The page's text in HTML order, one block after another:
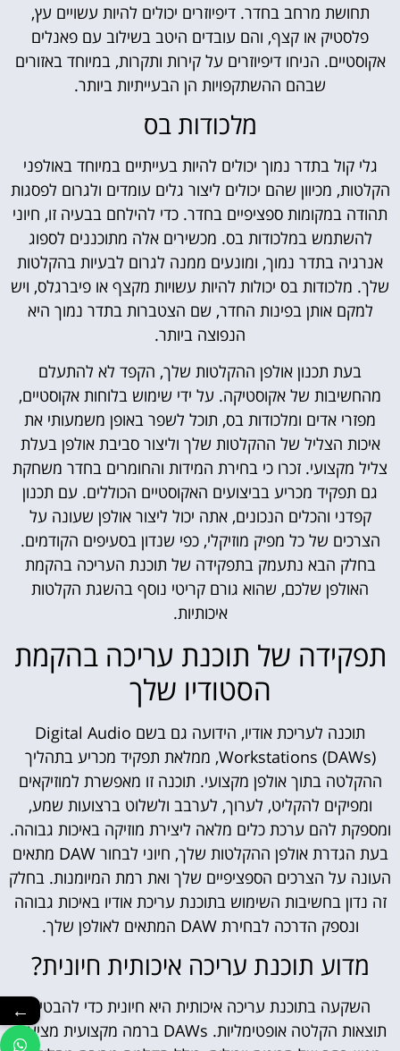
תחושת מרחב בחדר. דיפיוזרים יכולים להיות עשויים עץ,
פלסטיק או קצף, והם עובדים היטב בשילוב עם פאנלים
אקוסטיים. הניחו דיפיוזרים על קירות ותקרות, במיוחד באזורים
שבהם ההשתקפויות הן הבעייתיות ביותר.
מלכודות בס
גלי קול בתדר נמוך יכולים להיות בעייתיים במיוחד באולפני
הקלטות, מכיוון שהם יכולים ליצור גלים עומדים ולגרום לפסגות
תהודה במקומות ספציפיים בחדר. כדי להילחם בבעיה זו, חיוני
להשתמש במלכודות בס. מכשירים אלה מתוכננים לספוג
אנרגיה בתדר נמוך, ומונעים ממנה לגרום לבעיות בהקלטות
שלך. מלכודות בס יכולות להיות עשויות מקצף או פיברגלס, ויש
למקם אותן בפינות החדר, שם הצטברות בתדר נמוך היא
הנפוצה ביותר.
בעת תכנון אולפן ההקלטות שלך, הקפד לא להתעלם
מהחשיבות של אקוסטיקה. על ידי שימוש בלוחות אקוסטיים,
מפזרי אדים ומלכודות בס, תוכל לשפר באופן משמעותי את
איכות הצליל של ההקלטות שלך וליצור סביבת אולפן בעלת
צליל מקצועי. זכרו כי בחירת המידות והחומרים בחדר משחקת
גם תפקיד מכריע בביצועים האקוסטיים הכוללים. עם תכנון
קפדני והכלים הנכונים, אתה יכול ליצור אולפן שעונה על
הצרכים של כל מפיק מוזיקלי, כפי שנדון בסעיפים הקודמים.
בחלק הבא נתעמק בתפקידה של תוכנת העריכה בהקמת
האולפן שלכם, שהוא גורם קריטי נוסף בהשגת הקלטות
איכותיות.
תפקידה של תוכנת עריכה בהקמת
הסטודיו שלך
תוכנה לעריכת אודיו, הידועה גם בשם Digital Audio
Workstations (DAWs), ממלאת תפקיד מכריע בתהליך
ההקלטה בתוך אולפן מקצועי. תוכנה זו מאפשרת למוזיקאים
ומפיקים להקליט, לערוך, לערבב ולשלוט ברצועות שמע,
ומספקת להם ערכת כלים מלאה ליצירת מוזיקה באיכות גבוהה.
בעת הגדרת אולפן ההקלטות שלך, חיוני לבחור DAW מתאים
העונה על הצרכים הספציפיים שלך ואת רמת המיומנות. בחלק
זה נדון בחשיבות השימוש בתוכנת עריכת אודיו באיכות גבוהה
ונספק הדרכה לבחירת DAW המתאים לאולפן שלך.
מדוע תוכנת עריכה איכותית חיונית?
השקעה בתוכנת עריכה איכותית היא חיונית כדי להבטיח
תוצאות הקלטה אופטימליות. DAWs ברמה מקצועית מציעים
←